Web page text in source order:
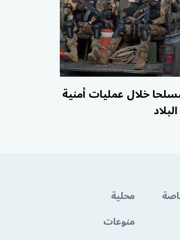
مقتل 12 مسلحا خلال عمليات أمنية
محلية
منوعات